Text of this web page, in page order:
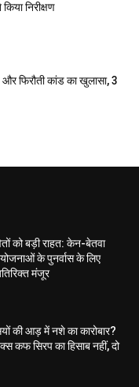
निरीक्षण
फिरौती कांड का खुलासा, 3
को बड़ी राहत: केन-बेतवा
के पुनर्वास के लिए
मंजूर
की आड़ में नशे का कारोबार?
कफ सिरप का हिसाब नहीं, दो